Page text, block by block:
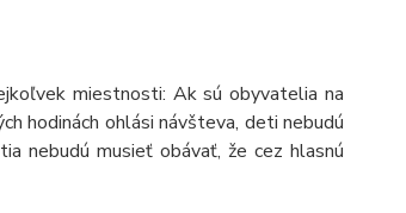
miestnosti: Ak sú obyvatelia na
hodinách ohlási návšteva, deti nebudú
nebudú musieť obávať, že cez hlasnú